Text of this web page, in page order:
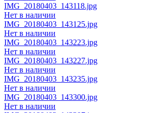
IMG_20180403_143118.jpg
Нет в наличии
IMG_20180403_143125.jpg
Нет в наличии
IMG_20180403_143223.jpg
Нет в наличии
IMG_20180403_143227.jpg
Нет в наличии
IMG_20180403_143235.jpg
Нет в наличии
IMG_20180403_143300.jpg
Нет в наличии